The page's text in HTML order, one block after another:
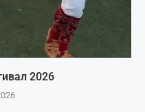
2026